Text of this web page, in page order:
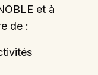
et à
de :